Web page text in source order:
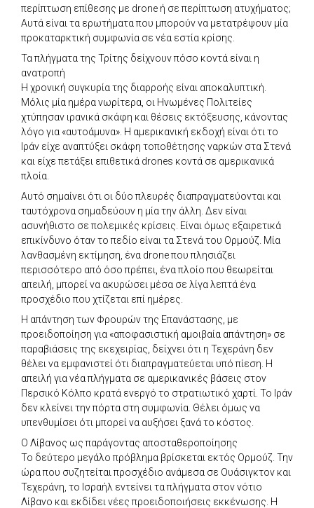
περίπτωση επίθεσης με drone ή σε περίπτωση ατυχήματος;
Αυτά είναι τα ερωτήματα που μπορούν να μετατρέψουν μία
προκαταρκτική συμφωνία σε νέα εστία κρίσης.
Τα πλήγματα της Τρίτης δείχνουν πόσο κοντά είναι η
ανατροπή
Η χρονική συγκυρία της διαρροής είναι αποκαλυπτική.
Μόλις μία ημέρα νωρίτερα, οι Ηνωμένες Πολιτείες
χτύπησαν ιρανικά σκάφη και θέσεις εκτόξευσης, κάνοντας
λόγο για «αυτοάμυνα». Η αμερικανική εκδοχή είναι ότι το
Ιράν είχε αναπτύξει σκάφη τοποθέτησης ναρκών στα Στενά
και είχε πετάξει επιθετικά drones κοντά σε αμερικανικά
πλοία.
Αυτό σημαίνει ότι οι δύο πλευρές διαπραγματεύονται και
ταυτόχρονα σημαδεύουν η μία την άλλη. Δεν είναι
ασυνήθιστο σε πολεμικές κρίσεις. Είναι όμως εξαιρετικά
επικίνδυνο όταν το πεδίο είναι τα Στενά του Ορμούζ. Μία
λανθασμένη εκτίμηση, ένα drone που πλησιάζει
περισσότερο από όσο πρέπει, ένα πλοίο που θεωρείται
απειλή, μπορεί να ακυρώσει μέσα σε λίγα λεπτά ένα
προσχέδιο που χτίζεται επί ημέρες.
Η απάντηση των Φρουρών της Επανάστασης, με
προειδοποίηση για «αποφασιστική αμοιβαία απάντηση» σε
παραβιάσεις της εκεχειρίας, δείχνει ότι η Τεχεράνη δεν
θέλει να εμφανιστεί ότι διαπραγματεύεται υπό πίεση. Η
απειλή για νέα πλήγματα σε αμερικανικές βάσεις στον
Περσικό Κόλπο κρατά ενεργό το στρατιωτικό χαρτί. Το Ιράν
δεν κλείνει την πόρτα στη συμφωνία. Θέλει όμως να
υπενθυμίσει ότι μπορεί να αυξήσει ξανά το κόστος.
Ο Λίβανος ως παράγοντας αποσταθεροποίησης
Το δεύτερο μεγάλο πρόβλημα βρίσκεται εκτός Ορμούζ. Την
ώρα που συζητείται προσχέδιο ανάμεσα σε Ουάσιγκτον και
Τεχεράνη, το Ισραήλ εντείνει τα πλήγματα στον νότιο
Λίβανο και εκδίδει νέες προειδοποιήσεις εκκένωσης. Η